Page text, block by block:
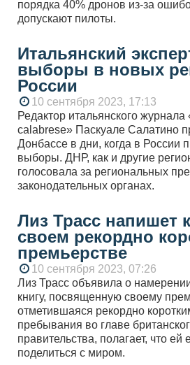
порядка 40% дронов из-за
допускают пилоты.
Итальянский
выборы в новых
России
10 сентября 2023, 17:13
Редактор итальянского журнала
calabrese» Паскуале Салатино
Донбассе в дни, когда в России
выборы. ДНР, как и другие
голосовала за региональных
законодательных органах.
Лиз Трасс напишет
своем рекордно
премьерстве
10 сентября 2023, 07:26
Лиз Трасс объявила о
книгу, посвященную своему
отметившаяся рекордно
пребывания во главе
правительства, полагает, что ей
поделиться с миром.